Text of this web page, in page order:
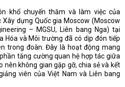
khổ chuyến thăm và làm việc của
dựng Quốc gia Moscow (Moscow
– MGSU, Liên bang Nga) tại
Hóa và Môi trường đã có dịp đón tiếp
trong đoàn. Đây là hoạt động mang
tăng cường quan hệ hợp tác giữa
nên không gian gặp gỡ, chia sẻ và kết
viên của Việt Nam và Liên bang